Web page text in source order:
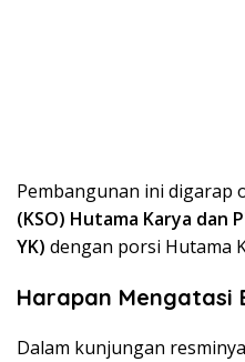
Pembangunan ini digarap
(KSO) Hutama Karya dan
YK) dengan porsi Hutama
Harapan Mengatasi
Dalam kunjungan